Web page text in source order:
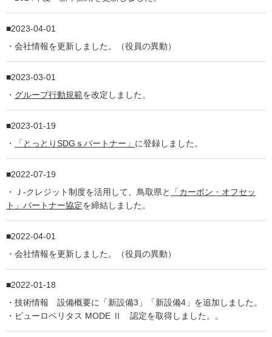
2023-04-01
・会社情報を更新しました。（役員の異動）
2023-03-01
・ グループ行動規範を改定しました。
2023-01-19
・
「とっとりSDGｓパートナー」 に登録しました。
2022-07-19
・Ｊ-クレジット制度を活用して、鳥取県と
「カーボン・オフセッ
ト」パートナー協定を締結しました。
2022-04-01
・会社情報を更新しました。（役員の異動）
2022-01-18
・技術情報 設備概要に「新設備3」「新設備4」を追加しました。
・ビューロベリタス MODE Ⅱ 認定を取得しました。。